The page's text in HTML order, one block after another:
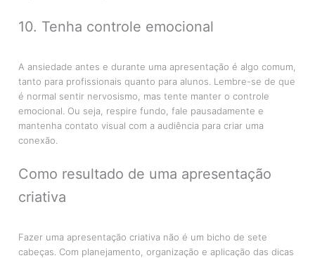
10. Tenha controle emocional
A ansiedade antes e durante uma apresentação é algo comum,
tanto para profissionais quanto para alunos. Lembre-se de que
é normal sentir nervosismo, mas tente manter o controle
emocional. Ou seja, respire fundo, fale pausadamente e
mantenha contato visual com a audiência para criar uma
conexão.
Como resultado de uma apresentação
criativa
Fazer uma apresentação criativa não é um bicho de sete
cabeças. Com planejamento, organização e aplicação das dicas